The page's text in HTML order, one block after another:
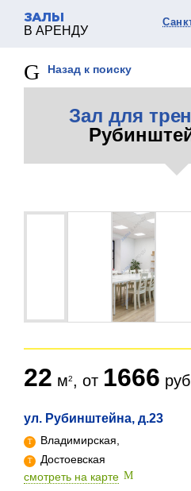
ЗАЛЫ
В АРЕНДУ
Назад к поиску
Зал для
ул. Рубинштейна, д.23
Владимирская,
Достоевская
смотреть на карте
22 м , от 1666